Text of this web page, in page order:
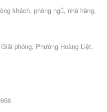
khách, phòng ngủ, nhà hàng,
phóng, Phường Hoàng Liệt,